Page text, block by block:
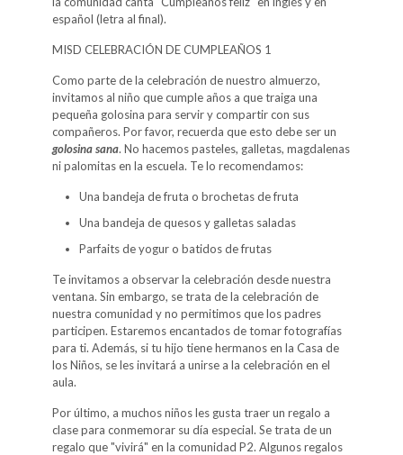
español (letra al final).
MISD CELEBRACIÓN DE CUMPLEAÑOS 1
Como parte de la celebración de nuestro almuerzo,
invitamos al niño que cumple años a que traiga una
pequeña golosina para servir y compartir con sus
compañeros. Por favor, recuerda que esto debe ser un
golosina sana. No hacemos pasteles, galletas, magdalenas
ni palomitas en la escuela. Te lo recomendamos:
Una bandeja de fruta o brochetas de fruta
Una bandeja de quesos y galletas saladas
Parfaits de yogur o batidos de frutas
Te invitamos a observar la celebración desde nuestra
ventana. Sin embargo, se trata de la celebración de
nuestra comunidad y no permitimos que los padres
participen. Estaremos encantados de tomar fotografías
para ti. Además, si tu hijo tiene hermanos en la Casa de
los Niños, se les invitará a unirse a la celebración en el
aula.
Por último, a muchos niños les gusta traer un regalo a
clase para conmemorar su día especial. Se trata de un
regalo que "vivirá" en la comunidad P2. Algunos regalos